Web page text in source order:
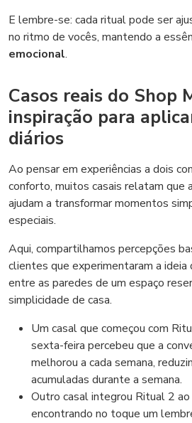
E lembre-se: cada ritual pode ser
no ritmo de vocês, mantendo a
emocional.
Casos reais do Shop
inspiração para
diários
Ao pensar em experiências a dois
conforto, muitos casais relatam que
ajudam a transformar momentos
especiais.
Aqui, compartilhamos percepções
clientes que experimentaram a ideia
entre as paredes de um espaço
simplicidade de casa.
Um casal que começou com
sexta-feira percebeu que a
melhorou a cada semana,
acumuladas durante a semana.
Outro casal integrou Ritual 2 ao
encontrando no toque um